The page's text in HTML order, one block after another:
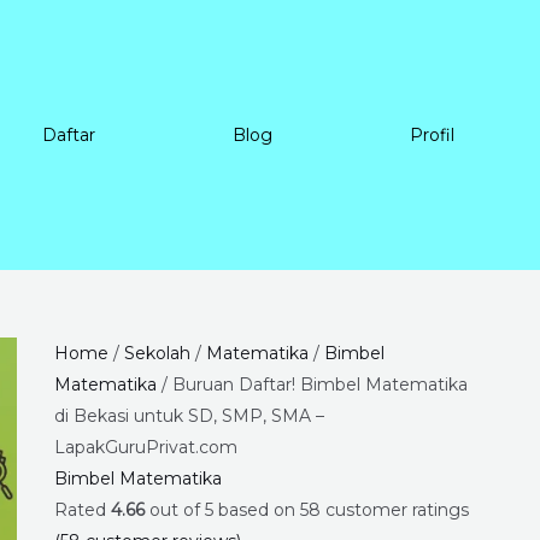
Daftar Blog Profil
Home / Sekolah / Matematika / Bimbel
Matematika / Buruan Daftar! Bimbel Matematika
di Bekasi untuk SD, SMP, SMA –
LapakGuruPrivat.com
Bimbel Matematika
Rated 4.66out of 5 based on 58 customer ratings
Price
range:
Rp225.000
Buruan
Daftar!
Bimbel
Matematika
di
Bekasi